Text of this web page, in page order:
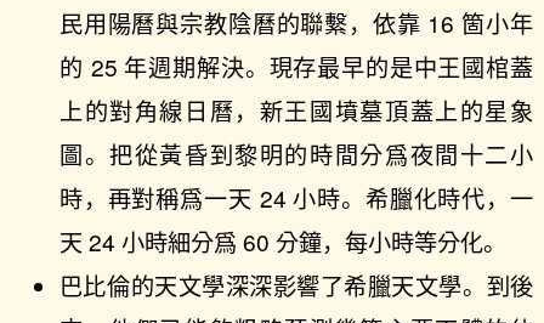
民用陽曆與宗教陰曆的聯繫，依靠 16 箇小年
的 25 年週期解決。現存最早的是中王國棺蓋
上的對角線日曆，新王國墳墓頂蓋上的星象
圖。把從黃昏到黎明的時間分爲夜間十二小
時，再對稱爲一天 24 小時。希臘化時代，一
天 24 小時細分爲 60 分鐘，每小時等分化。
巴比倫的天文學深深影響了希臘天文學。到後